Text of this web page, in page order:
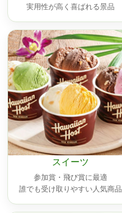
実用性が高く喜ばれる景品
スイーツ
参加賞・飛び賞に最適
誰でも受け取りやすい人気商品